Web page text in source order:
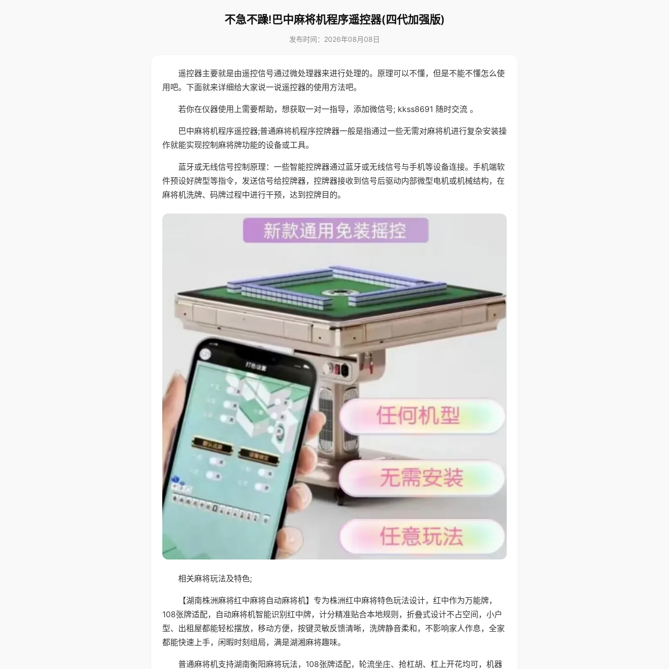
不急不躁!巴中麻将机程序遥控器(四代加强版)
发布时间：2026年08月08日
遥控器主要就是由遥控信号通过微处理器来进行处理的。原理可以不懂，但是不能不懂怎么使
用吧。下面就来详细给大家说一说遥控器的使用方法吧。
若你在仪器使用上需要帮助，想获取一对一指导，添加微信号; kkss8691 随时交流 。
巴中麻将机程序遥控器;普通麻将机程序控牌器一般是指通过一些无需对麻将机进行复杂安装操
作就能实现控制麻将牌功能的设备或工具。
蓝牙或无线信号控制原理：一些智能控牌器通过蓝牙或无线信号与手机等设备连接。手机端软
件预设好牌型等指令，发送信号给控牌器，控牌器接收到信号后驱动内部微型电机或机械结构，在
麻将机洗牌、码牌过程中进行干预，达到控牌目的。
相关麻将玩法及特色;
【湖南株洲麻将红中麻将自动麻将机】专为株洲红中麻将特色玩法设计，红中作为万能牌，
108张牌适配，自动麻将机智能识别红中牌，计分精准贴合本地规则，折叠式设计不占空间，小户
型、出租屋都能轻松摆放，移动方便，按键灵敏反馈清晰，洗牌静音柔和，不影响家人作息，全家
都能快速上手，闲暇时刻组局，满是湖湘麻将趣味。
普通麻将机支持湖南衡阳麻将玩法，108张牌适配，轮流坐庄、抢杠胡、杠上开花均可，机器